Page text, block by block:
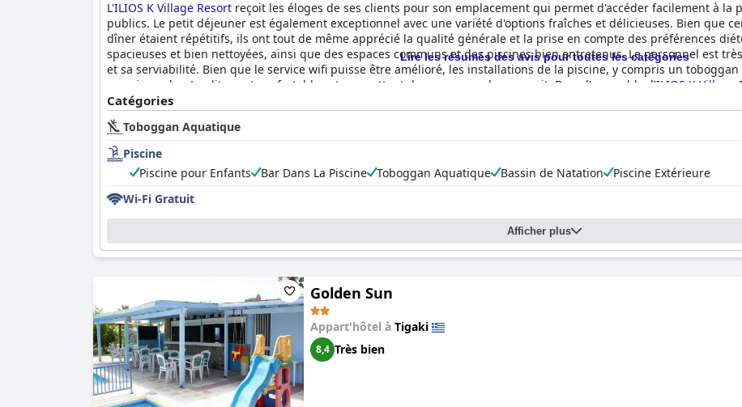
L'ILIOS K Village Resort reçoit les éloges de ses clients pour son emplacement qui permet d'accéder facilement à la
publics. Le petit déjeuner est également exceptionnel avec une variété d'options fraîches et délicieuses. Bien que
dîner étaient répétitifs, ils ont tout de même apprécié la qualité générale et la prise en compte des préférences
spacieuses et bien nettoyées, ainsi que des espaces communs et des piscines bien entretenus. Le personnel est
et sa serviabilité. Bien que le service wifi puisse être amélioré, les installations de la piscine, y compris un
premier ordre. Les lits sont confortables et permettent de passer une bonne nuit. Dans l'ensemble, l'ILIOS K Village
privilégient l'emplacement, la propreté et un personnel exceptionnel.
Lire les résumés des avis pour toutes les catégories
Catégories
Toboggan Aquatique
Piscine
Piscine pour Enfants
Bar Dans La Piscine Toboggan Aquatique Bassin de Natation
Piscine Extérieure
Wi-Fi Gratuit
Afficher plus
Golden Sun
Appart'hôtel à Tigaki
8,4 Très bien